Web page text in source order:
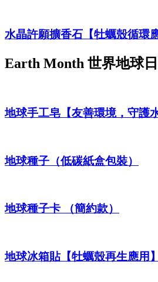
水晶許願擴香石【牡蠣殼循環應
Earth Month 世界地球
地球手工皂【友善環境，守護
地球種子（低碳紙盒包裝）
地球種子卡 （簡約款）
地球冰箱貼【牡蠣殼再生應用】